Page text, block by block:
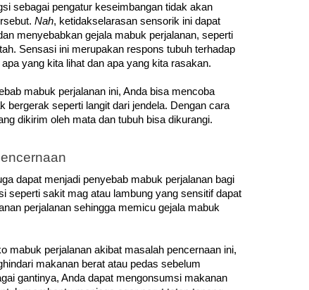
sebagai pengatur keseimbangan tidak akan
Nah, ketidakselarasan sensorik ini dapat
menyebabkan gejala mabuk perjalanan, seperti
Sensasi ini merupakan respons tubuh terhadap
yang kita lihat dan apa yang kita rasakan.
mabuk perjalanan ini, Anda bisa mencoba
bergerak seperti langit dari jendela. Dengan cara
dikirim oleh mata dan tubuh bisa dikurangi.
dapat menjadi penyebab mabuk perjalanan bagi
seperti sakit mag atau lambung yang sensitif dapat
perjalanan sehingga memicu gejala mabuk
mabuk perjalanan akibat masalah pencernaan ini,
makanan berat atau pedas sebelum
gantinya, Anda dapat mengonsumsi makanan